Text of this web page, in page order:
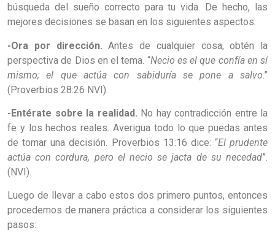
búsqueda del sueño correcto para tu vida. De hecho, las
mejores decisiones se basan en los siguientes aspectos:
-Ora por dirección.Antes de cualquier cosa, obtén la
perspectiva de Dios en el tema. “Necio es el que confía en sí
mismo; el que actúa con sabiduría se pone a salvo .”
(Proverbios 28:26 NVI).
-Entérate sobre la realidad. No hay contradicción entre la
fe y los hechos reales. Averigua todo lo que puedas antes
de tomar una decisión. Proverbios 13:16 dice: “El prudente
actúa con cordura, pero el necio se jacta de su necedad”.
(NVI).
Luego de llevar a cabo estos dos primero puntos, entonces
procedemos de manera práctica a considerar los siguientes
pasos: